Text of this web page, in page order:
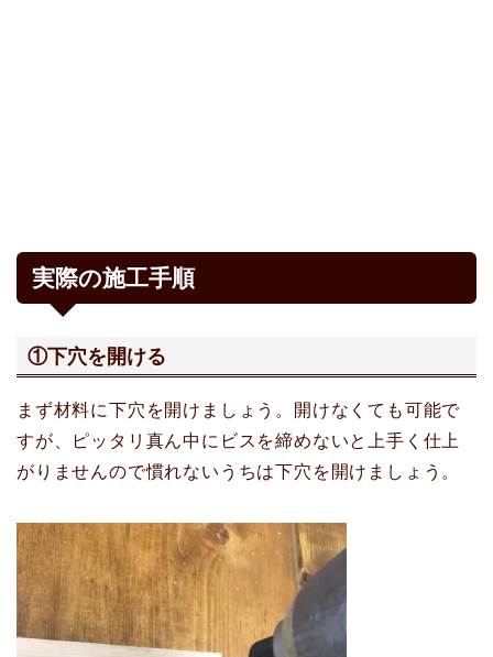
実際の施工手順
①下穴を開ける
まず材料に下穴を開けましょう。開けなくても可能で
すが、ピッタリ真ん中にビスを締めないと上手く仕上
がりませんので慣れないうちは下穴を開けましょう。